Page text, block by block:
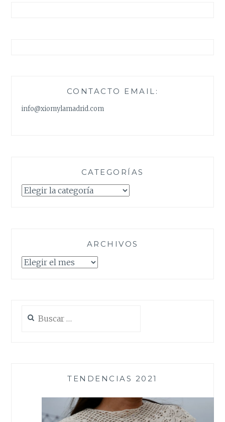
CONTACTO EMAIL:
info@xiomylamadrid.com
CATEGORÍAS
Categorías
ARCHIVOS
Archivos
TENDENCIAS 2021